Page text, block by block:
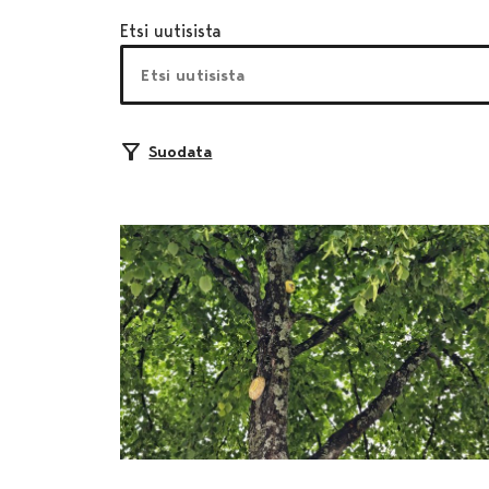
Etsi uutisista
Suodata